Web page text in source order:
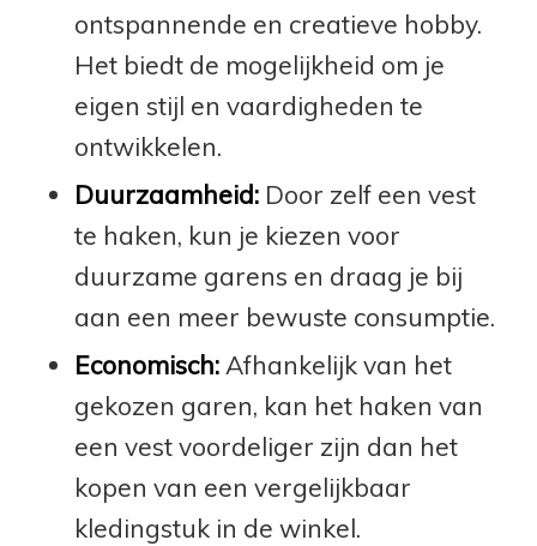
ontspannende en creatieve hobby.
Het biedt de mogelijkheid om je
eigen stijl en vaardigheden te
ontwikkelen.
Duurzaamheid:Door zelf een vest
te haken, kun je kiezen voor
duurzame garens en draag je bij
aan een meer bewuste consumptie.
Economisch:Afhankelijk van het
gekozen garen, kan het haken van
een vest voordeliger zijn dan het
kopen van een vergelijkbaar
kledingstuk in de winkel.